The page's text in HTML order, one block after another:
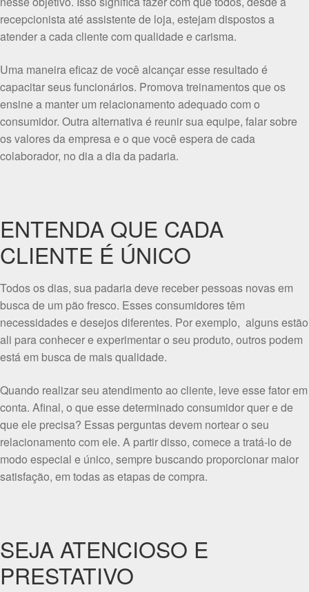
recepcionista até assistente de loja, estejam dispostos a
atender a cada cliente com qualidade e carisma.
Uma maneira eficaz de você alcançar esse resultado é
capacitar seus funcionários. Promova treinamentos que os
ensine a manter um relacionamento adequado com o
consumidor. Outra alternativa é reunir sua equipe, falar sobre
os valores da empresa e o que você espera de cada
colaborador, no dia a dia da padaria.
ENTENDA QUE CADA
CLIENTE É ÚNICO
Todos os dias, sua padaria deve receber pessoas novas em
busca de um pão fresco. Esses consumidores têm
necessidades e desejos diferentes. Por exemplo, alguns estão
ali para conhecer e experimentar o seu produto, outros podem
está em busca de mais qualidade.
Quando realizar seu atendimento ao cliente, leve esse fator em
conta. Afinal, o que esse determinado consumidor quer e de
que ele precisa? Essas perguntas devem nortear o seu
relacionamento com ele. A partir disso, comece a tratá-lo de
modo especial e único, sempre buscando proporcionar maior
satisfação, em todas as etapas de compra.
SEJA ATENCIOSO E
PRESTATIVO